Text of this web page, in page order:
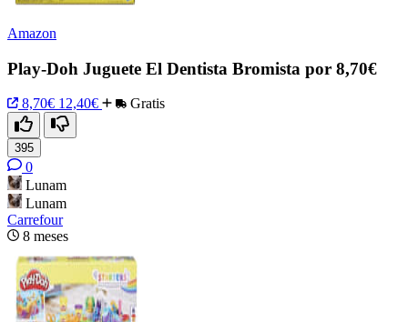
Amazon
Play-Doh Juguete El Dentista Bromista por 8,70€
8,70€ 12,40€ Gratis
395
0
Lunam
Lunam
Carrefour
8 meses